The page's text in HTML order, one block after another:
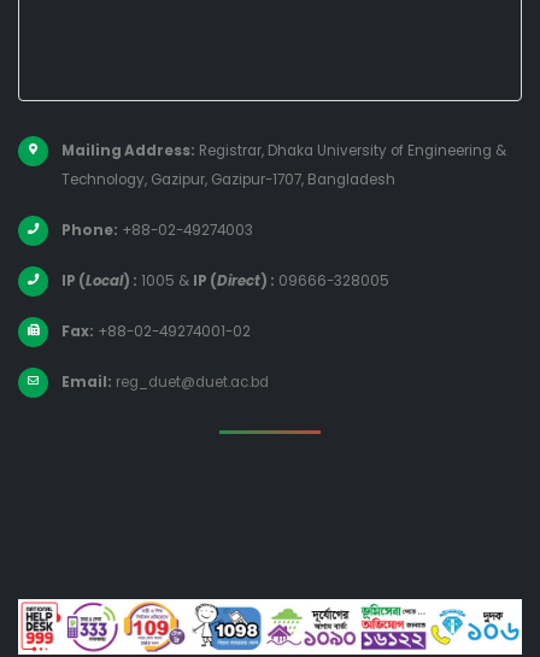
Mailing Address: Registrar, Dhaka University of Engineering &
Technology, Gazipur, Gazipur-1707, Bangladesh
Phone: +88-02-49274003
IP (Local) : 1005 & IP (Direct) : 09666-328005
Fax: +88-02-49274001-02
Email: reg_duet@duet.ac.bd